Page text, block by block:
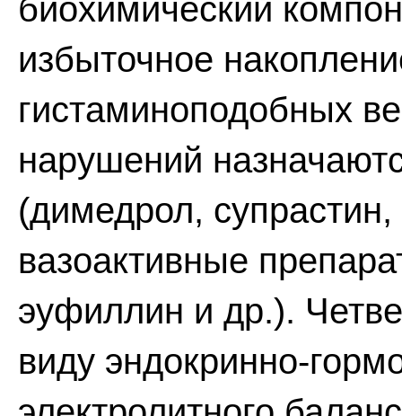
биохимический
избыточное
гистаминоподобных
нарушений
(димедрол,
вазоактивные
эуфиллин и др.).
виду эндокринно-